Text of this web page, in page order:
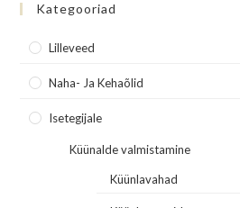
Kategooriad
Lilleveed
Naha- Ja Kehaõlid
Isetegijale
Küünalde valmistamine
Küünlavahad